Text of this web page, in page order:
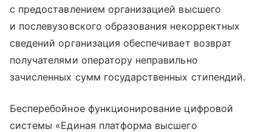
с предоставлением организацией высшего
и послевузовского образования некорректных
сведений организация обеспечивает возврат
получателями оператору неправильно
зачисленных сумм государственных стипендий.
Бесперебойное функционирование цифровой
системы «Единая платформа высшего